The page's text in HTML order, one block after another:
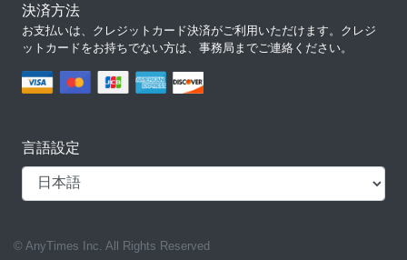
決済方法
お支払いは、クレジットカード決済がご利用いただけます。クレジ
ットカードをお持ちでない方は、事務局までご連絡ください。
言語設定
© AnyTimes Inc. All Rights Reserved